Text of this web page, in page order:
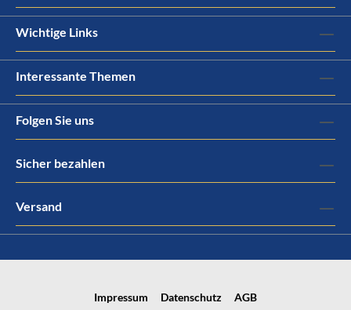
Wichtige Links
Interessante Themen
Folgen Sie uns
Sicher bezahlen
Versand
Impressum Datenschutz AGB